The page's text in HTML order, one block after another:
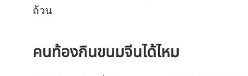
ถ้วน
คนท้องกินขนมจีนได้ไหม